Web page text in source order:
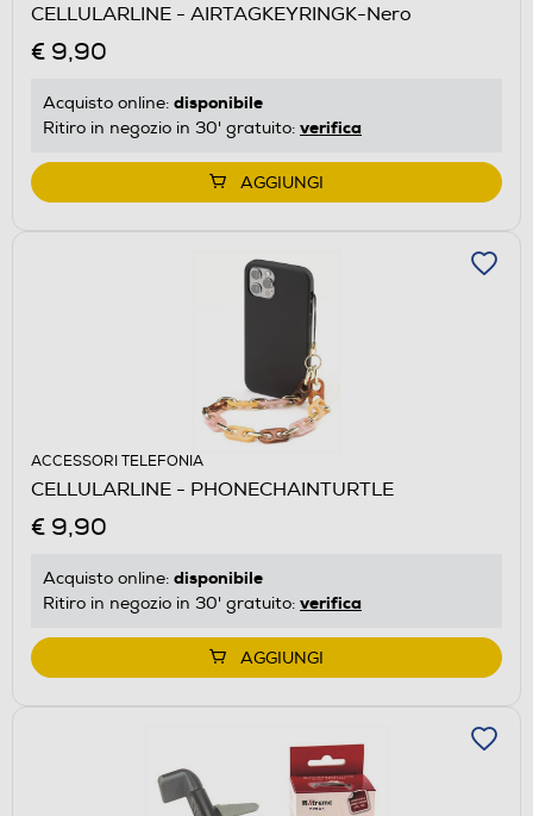
CELLULARLINE - AIRTAGKEYRINGK-Nero
€ 9,90
Acquisto online: disponibile
Ritiro in negozio in 30' gratuito: verifica
AGGIUNGI
ACCESSORI TELEFONIA
CELLULARLINE - PHONECHAINTURTLE
€ 9,90
Acquisto online: disponibile
Ritiro in negozio in 30' gratuito: verifica
AGGIUNGI